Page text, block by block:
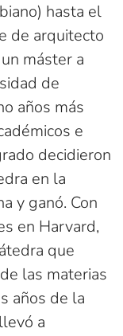
hasta el
de arquitecto
máster a
de
años más
e
decidieron
en la
y ganó. Con
en Harvard,
que
las materias
años de la
a